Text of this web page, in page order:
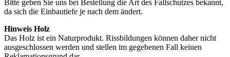
Bitte geben Sie uns bei Bestellung die Art des Fallschutzes bekannt,
da sich die Einbautiefe je nach dem ändert.
Hinweis Holz
Das Holz ist ein Naturprodukt. Rissbildungen können daher nicht
ausgeschlossen werden und stellen im gegebenen Fall keinen